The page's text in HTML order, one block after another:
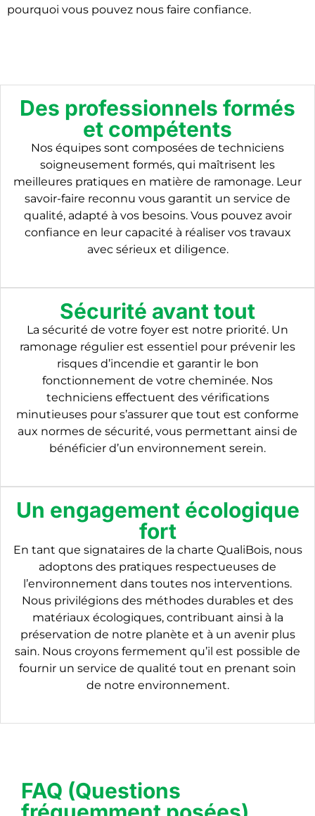
pourquoi vous pouvez nous faire confiance.
Des professionnels formés
et compétents
Nos équipes sont composées de techniciens
soigneusement formés, qui maîtrisent les
meilleures pratiques en matière de ramonage. Leur
savoir-faire reconnu vous garantit un service de
qualité, adapté à vos besoins. Vous pouvez avoir
confiance en leur capacité à réaliser vos travaux
avec sérieux et diligence.
Sécurité avant tout
La sécurité de votre foyer est notre priorité. Un
ramonage régulier est essentiel pour prévenir les
risques d’incendie et garantir le bon
fonctionnement de votre cheminée. Nos
techniciens effectuent des vérifications
minutieuses pour s’assurer que tout est conforme
aux normes de sécurité, vous permettant ainsi de
bénéficier d’un environnement serein.
Un engagement écologique
fort
En tant que signataires de la charte QualiBois, nous
adoptons des pratiques respectueuses de
l’environnement dans toutes nos interventions.
Nous privilégions des méthodes durables et des
matériaux écologiques, contribuant ainsi à la
préservation de notre planète et à un avenir plus
sain. Nous croyons fermement qu’il est possible de
fournir un service de qualité tout en prenant soin
de notre environnement.
FAQ (Questions